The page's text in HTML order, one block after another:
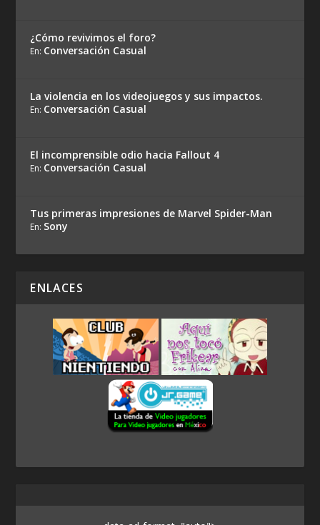
¿Cómo revivimos el foro?
En: Conversación Casual
La violencia en los videojuegos y sus impactos.
En: Conversación Casual
El incomprensible odio hacia Fallout 4
En: Conversación Casual
Tus primeras impresiones de Marvel Spider-Man
En: Sony
ENLACES